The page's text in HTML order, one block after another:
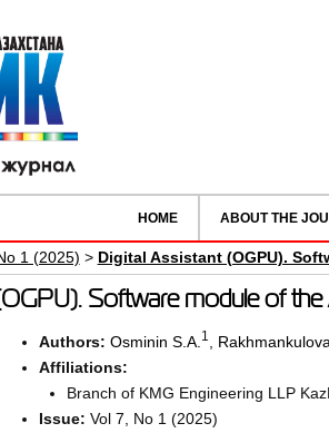
HOME ABOUT THE
1 (2025) > Digital Assistant (OGPU).
Software module of
Authors: Osminin S.A. 1
Affiliations:
Branch of KMG Engineering LLP
Issue: Vol 7, No 1 (2025)